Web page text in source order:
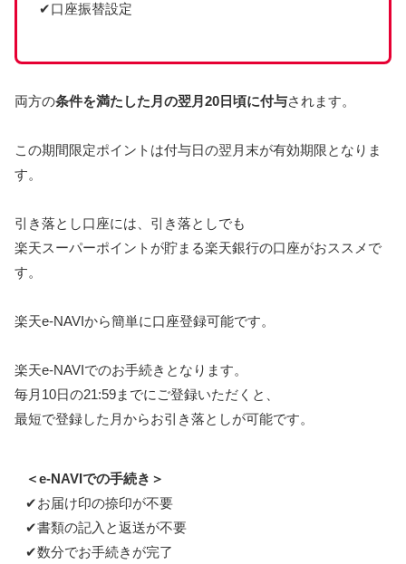
✔口座振替設定
両方の条件を満たした月の翌月20日頃に付与されます。
この期間限定ポイントは付与日の翌月末が有効期限となりま
す。
引き落とし口座には、引き落としでも
楽天スーパーポイントが貯まる楽天銀行の口座がおススメで
す。
楽天e-NAVIから簡単に口座登録可能です。
楽天e-NAVIでのお手続きとなります。
毎月10日の21:59までにご登録いただくと、
最短で登録した月からお引き落としが可能です。
＜e-NAVIでの手続き＞
✔お届け印の捺印が不要
✔書類の記入と返送が不要
✔数分でお手続きが完了